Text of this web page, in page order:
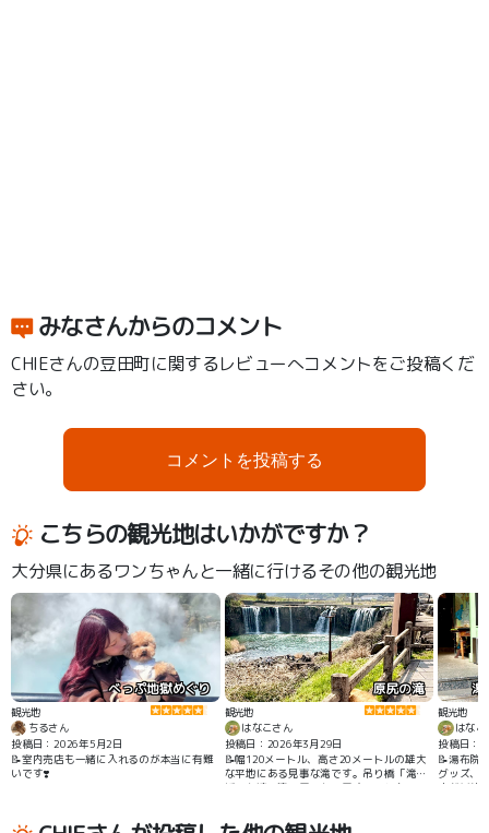
みなさんからのコメント
CHIEさんの豆田町に関するレビューへコメントをご投稿くだ
さい。
コメントを投稿する
こちらの観光地はいかがですか？
大分県にあるワンちゃんと一緒に行けるその他の観光地
べっぷ地獄めぐり
観光地
ちるさん
投稿日：2026年5月2日
📝室内売店も一緒に入れるのが本当に有難
いです❣️
原尻の滝
観光地
はなこさん
投稿日：2026年3月29日
📝幅120メートル、高さ20メートルの雄大
な平地にある見事な滝です。吊り橋「滝見
橋」を渡り滝の周りを一周することもで
湯
観光地
はなこ
投稿日：
📝湯布院
グッズ、
店が妖精